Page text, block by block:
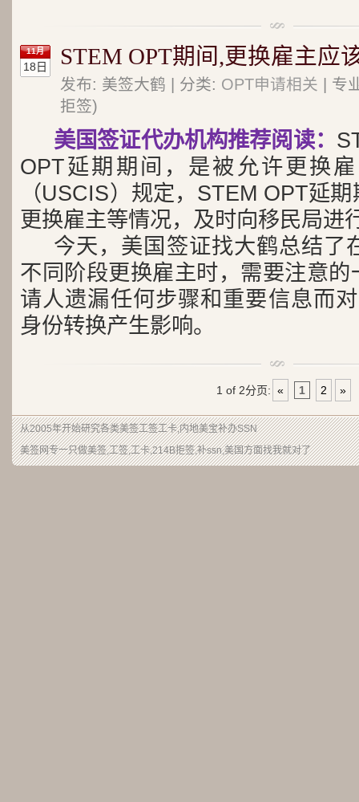
11月
18日 STEM OPT期间,更换雇主应
发布: 美签大鹤 | 分类: OPT申请相关 | 专
拒签)
美国签证代办机构推荐阅读：
OPT延期期间，是被允许更换
（USCIS）规定，STEM OPT延
更换雇主等情况，及时向移民局进
今天，美国签证找大鹤总结了
不同阶段更换雇主时，需要注意
请人遗漏任何步骤和重要信息而
身份转换产生影响。
1 of 2分页: « 1 2 »
从2005年开始研究各类美签工签工卡,内地美宝补办SSN
美签网专一只做美签,工签,工卡,214B拒签,补ssn,美国方面找我就对了